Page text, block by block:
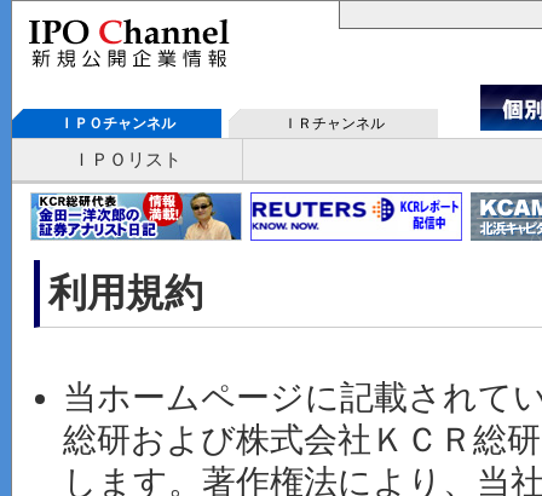
ＩＰＯチャンネル ＩＲチャンネル
ＩＰＯリスト
利用規約
当ホームページに記載されて
総研および株式会社ＫＣＲ総
します。著作権法により、当